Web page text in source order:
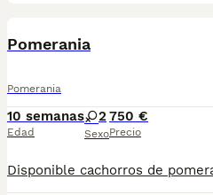
Pomerania
Pomerania
10 semanas
Edad
2
Sexo
750 €
Precio